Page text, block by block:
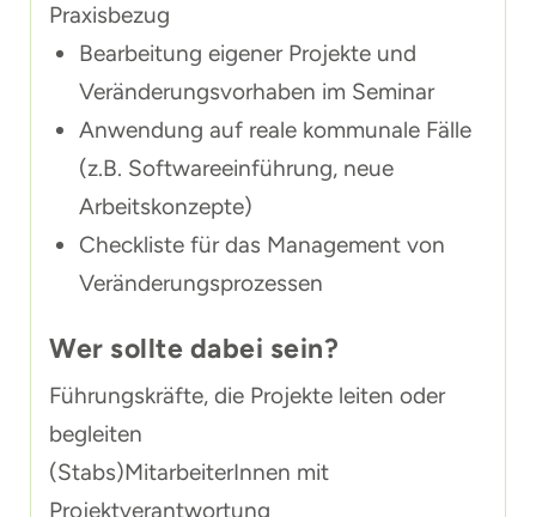
Praxisbezug
Bearbeitung eigener Projekte und
Veränderungsvorhaben im Seminar
Anwendung auf reale kommunale Fälle
(z.B. Softwareeinführung, neue
Arbeitskonzepte)
Checkliste für das Management von
Veränderungsprozessen
Wer sollte dabei sein?
Führungskräfte, die Projekte leiten oder
begleiten
(Stabs)MitarbeiterInnen mit
Projektverantwortung